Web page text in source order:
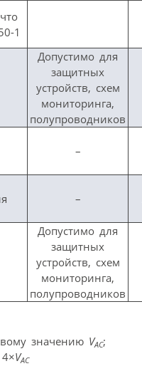
1
Допустимо для
защитных
устройств, схем
мониторинга,
полупроводников
–
–
Допустимо для
защитных
устройств, схем
мониторинга,
полупроводников
значению VАС;
VАС